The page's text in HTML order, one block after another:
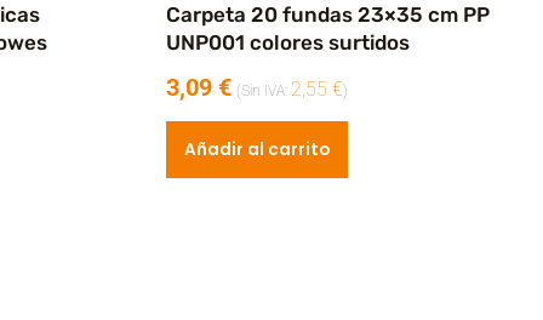
Carpeta 20 fundas 23×35 cm PP
UNP001 colores surtidos
3,09€ (Sin IVA: 2,55€)
Añadir al carrito